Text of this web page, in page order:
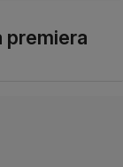
premiera